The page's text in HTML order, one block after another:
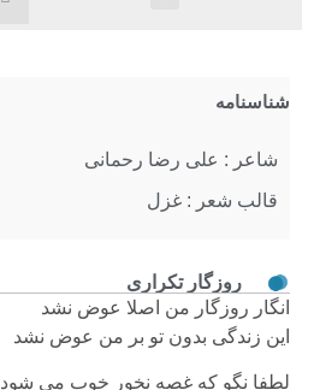
روزگار تکراری
انگار روزگار من اصلا عوض نشد
این زندگی بدون تو بر من عوض نشد
لطفا نگو که غصه نخور خوب می شود
شناسنامه
شاعر : علی رضا رحمانی
قالب شعر : غزل